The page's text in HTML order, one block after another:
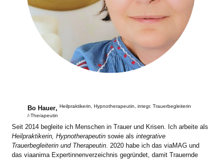
Bo Hauer, Heilpraktikerin, Hypnotherapeutin, integr. Trauerbegleiterin
/-Therapeutin
Seit 2014 begleite ich Menschen in Trauer und Krisen. Ich arbeite als
Heilpraktikerin, Hypnotherapeutin sowie als integrative
Trauerbegleiterin und Therapeutin. 2020 habe ich das viaMAG und
das viaanima Expertinnenverzeichnis gegründet, damit Trauernde